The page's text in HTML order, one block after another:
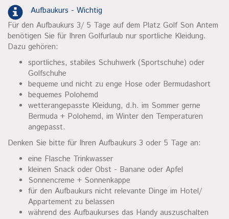
Aufbaukurs - Wichtig
Für den Aufbaukurs 3/ 5 Tage auf dem Platz Golf Son Antem
benötigen Sie für Ihren Golfurlaub nur sportliche Kleidung.
Dazu gehören:
sportliches, stabiles Schuhwerk (Sportschuhe) oder
Golfschuhe
bequeme und nicht zu enge Hose oder Bermudashort
bequemes Polohemd
wetterangepasste Kleidung, d.h. im Sommer gerne
Bermuda + Polohemd, im Winter den Temperaturen
angepasst.
Denken Sie bitte für Ihren Aufbaukurs 3 oder 5 Tage an:
eine Flasche Trinkwasser
kleinen Snack oder Obst - Banane oder Apfel
Sonnencreme + Sonnenkappe
für den Aufbaukurs nicht relevante Dinge im Hotel/
Appartement zu belassen
während des Aufbaukurses das Handy auszuschalten